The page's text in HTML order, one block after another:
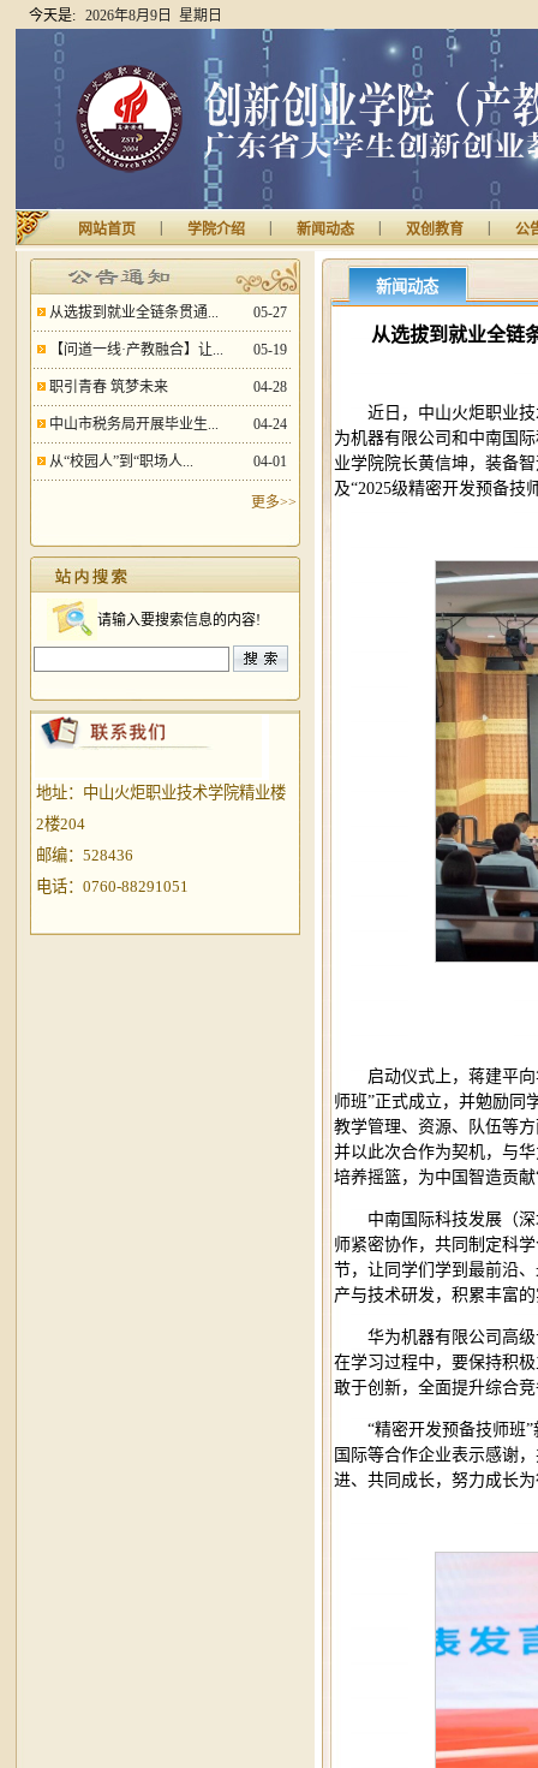
今天是: 2026年8月9日 星期日
网站首页 学院介绍 新闻动态 双创教育 公
从选拔到就业全链条贯通... 05-27
【问道一线·产教融合】让... 05-19
职引青春 筑梦未来 04-28
中山市税务局开展毕业生... 04-24
从“校园人”到“职场人... 04-01
更多>>
请输入要搜索信息的内容!
地址：中山火炬职业技术学院精业楼
2楼204
邮编：528436
电话：0760-88291051
新闻动态
从选拔到就业全链
近日，中山火炬职业
为机器有限公司和中南国
业学院院长黄信坤，装备
及“2025级精密开发预备技
启动仪式上，蒋建平
师班”正式成立，并勉励同
教学管理、资源、队伍等
并以此次合作为契机，与
培养摇篮，为中国智造贡献
中南国际科技发展（
师紧密协作，共同制定科
节，让同学们学到最前沿
产与技术研发，积累丰富
华为机器有限公司高
在学习过程中，要保持积
敢于创新，全面提升综合
“精密开发预备技师班
国际等合作企业表示感谢
进、共同成长，努力成长